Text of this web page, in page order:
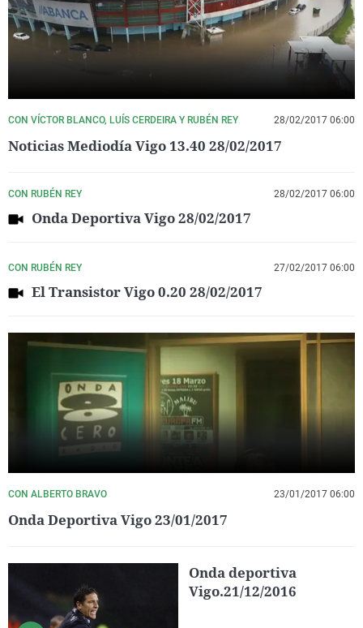
CON VÍCTOR BLANCO, LUÍS CERDEIRA Y RUBÉN REY 28/02/2017 06:00
Noticias Mediodía Vigo 13.40 28/02/2017
CON RUBÉN REY 28/02/2017 06:00
Onda Deportiva Vigo 28/02/2017
CON RUBÉN REY 27/02/2017 06:00
El Transistor Vigo 0.20 28/02/2017
CON ALBERTO BRAVO 23/01/2017 06:00
Onda Deportiva Vigo 23/01/2017
Onda deportiva
Vigo.21/12/2016